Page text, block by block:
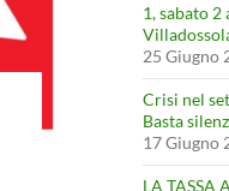
1, sabato 2
25 Giugno
Crisi nel
Basta
17 Giugno
LA TASSA